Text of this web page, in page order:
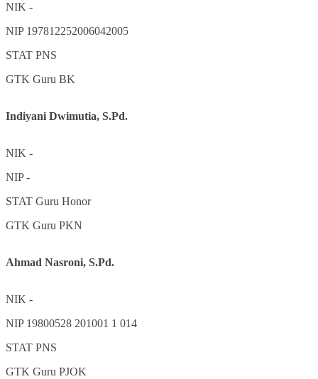
NIK -
NIP 197812252006042005
STAT PNS
GTK Guru BK
Indiyani Dwimutia, S.Pd.
NIK -
NIP-
STAT Guru Honor
GTK Guru PKN
Ahmad Nasroni, S.Pd.
NIK -
NIP 19800528 201001 1 014
STAT PNS
GTK Guru PJOK